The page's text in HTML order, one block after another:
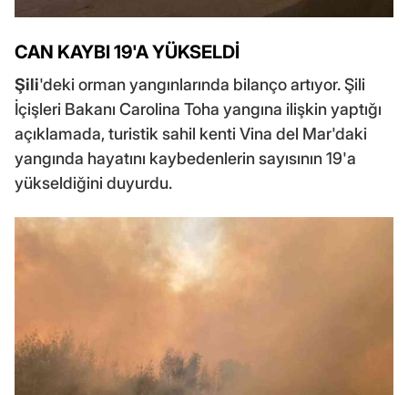
CAN KAYBI 19'A YÜKSELDİ
Şili'deki orman yangınlarında bilanço artıyor. Şili
İçişleri Bakanı Carolina Toha yangına ilişkin yaptığı
açıklamada, turistik sahil kenti Vina del Mar'daki
yangında hayatını kaybedenlerin sayısının 19'a
yükseldiğini duyurdu.